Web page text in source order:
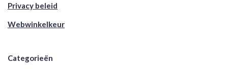
Privacy beleid
Webwinkelkeur
Categorieën